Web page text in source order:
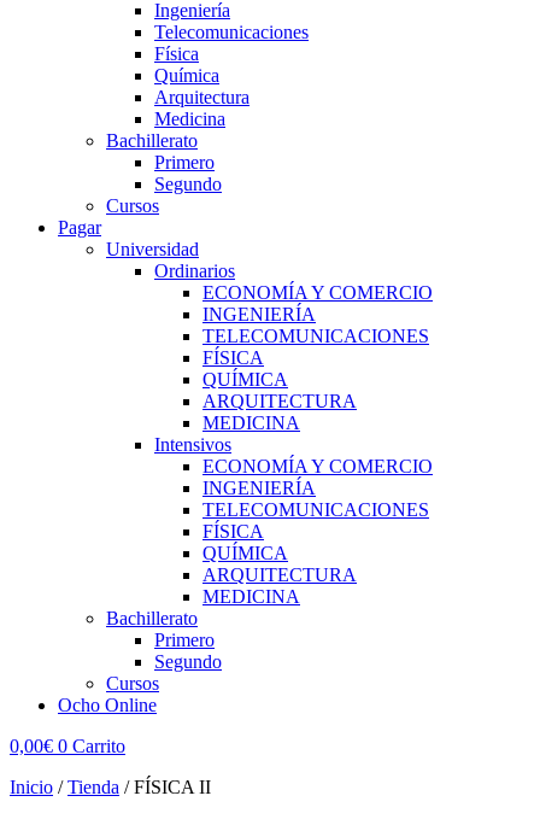
Ingeniería
Telecomunicaciones
Física
Química
Arquitectura
Medicina
Bachillerato
Primero
Segundo
Cursos
Pagar
Universidad
Ordinarios
ECONOMÍA Y COMERCIO
INGENIERÍA
TELECOMUNICACIONES
FÍSICA
QUÍMICA
ARQUITECTURA
MEDICINA
Intensivos
ECONOMÍA Y COMERCIO
INGENIERÍA
TELECOMUNICACIONES
FÍSICA
QUÍMICA
ARQUITECTURA
MEDICINA
Bachillerato
Primero
Segundo
Cursos
Ocho Online
0,00€ 0 Carrito
Inicio /Tienda /FÍSICA II